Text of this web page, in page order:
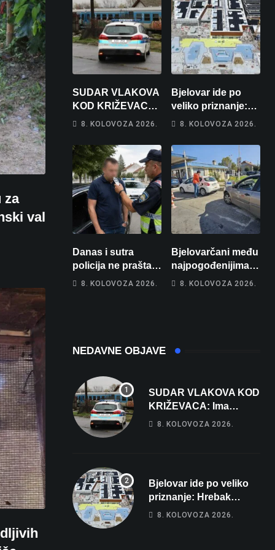
za
val
SUDAR VLAKOVA
KOD KRIŽEVACA:
Ima ozlijeđenih,
odvezena
helikopterom
8. KOLOVOZA 2026.
Bjelovar ide po
veliko priznanje:
Hrebak danas u
Wellovar za
domaćina
Europskog
prvenstva
8. KOLOVOZA 2026.
Danas i sutra
policija ne prašta:
Na cestama su
8. KOLOVOZA 2026.
Bjelovarčani među
najpogođenijima:
Gorivo im pojede
8. KOLOVOZA 2026.
NEDAVNE OBJAVE
SUDAR VLAKOVA KOD
KRIŽEVACA: Ima
ozlijeđenih, jedna
8. KOLOVOZA 2026.
Bjelovar ide po veliko
priznanje: Hrebak
danas u Parizu
8. KOLOVOZA 2026.